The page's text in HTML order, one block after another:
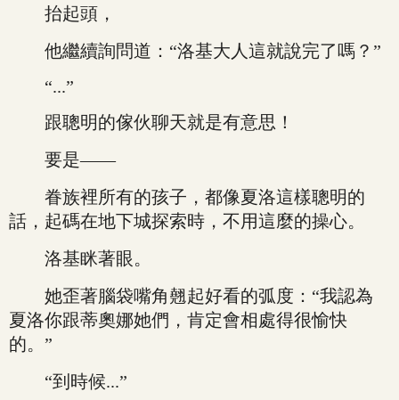
抬起頭，
他繼續詢問道：“洛基大人這就說完了嗎？”
“...”
跟聰明的傢伙聊天就是有意思！
要是——
眷族裡所有的孩子，都像夏洛這樣聰明的
話，起碼在地下城探索時，不用這麼的操心。
洛基眯著眼。
她歪著腦袋嘴角翹起好看的弧度：“我認為
夏洛你跟蒂奧娜她們，肯定會相處得很愉快
的。”
“到時候...”